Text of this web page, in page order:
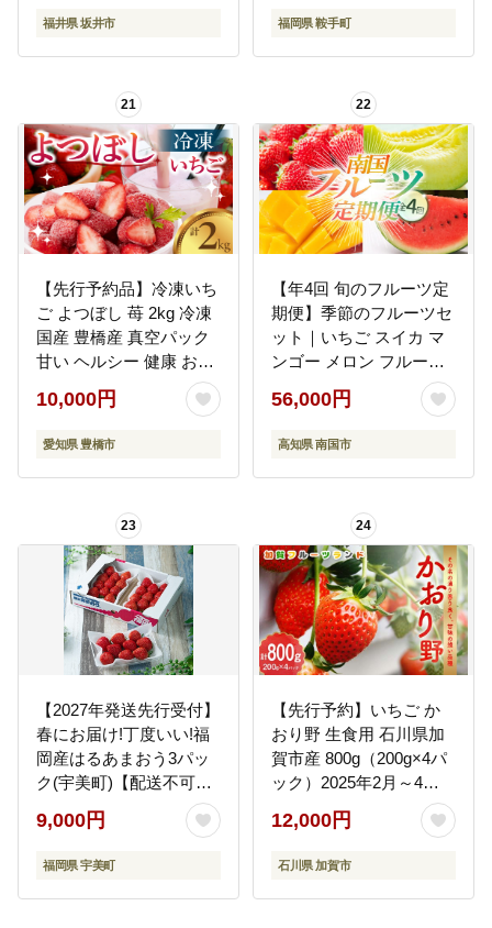
苺 ケーキ イチゴケーキ
と スイーツ デザート ベ
菓子 洋菓子 贈答 ギフ
ト】 [A-5217_12]
福井県 坂井市
0_1500g---
福岡県 鞍手町
21
【先行予約品】冷凍いち
ご よつぼし 苺 2kg 冷凍
国産 豊橋産 真空パック
甘い ヘルシー 健康 おや
つ おいしい デザート 手
軽 ヨーグルト や シリア
ル に アイスに添えて ビ
抗酸化 豊橋市 小分け 訳
10,000円
愛知県 豊橋市
22
【年4回 旬のフルーツ定
期便】季節のフルーツセ
ット｜いちご スイカ マ
ンゴー メロン フルーツ
定期便 ふるーつ定期便
果物定期便 旬 夏フルー
ツ 秋フルーツ 冬フルー
人気 おすすめ 高知県 南
56,000円
高知県 南国市
23
【2027年発送先行受付】
春にお届け!丁度いい!福
岡産はるあまおう3パッ
ク(宇美町)【配送不可地
域：離島】
9,000円
福岡県 宇美町
24
【先行予約】いちご か
おり野 生食用 石川県加
賀市産 800g（200g×4パ
ック）2025年2月～4月
下旬までに発送 いちご
イチゴ 苺 かおり野 フル
ーツ 果物 くだもの 生果
12,000円
石川県 加賀市